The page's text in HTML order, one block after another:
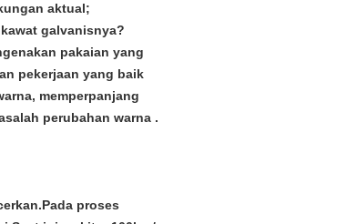
aktual;
galvanisnya?
pakaian yang
pekerjaan yang baik
memperpanjang
perubahan warna .
proses